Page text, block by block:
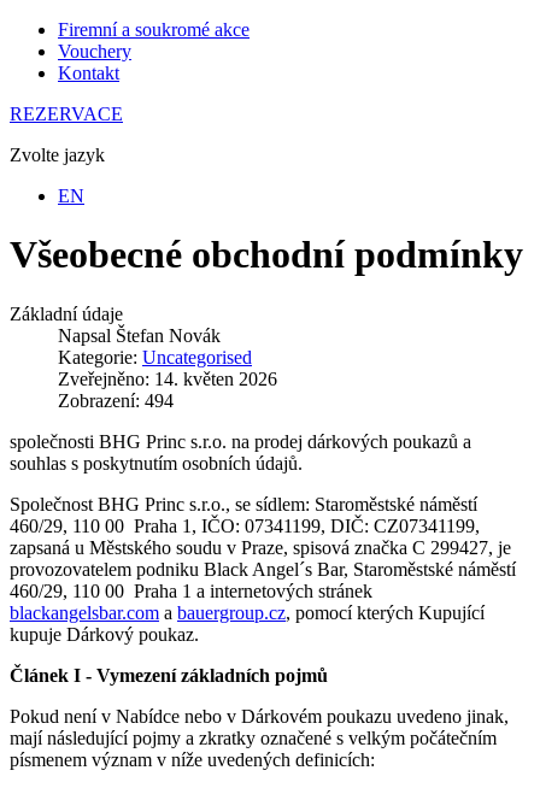
Firemní a soukromé akce
Vouchery
Kontakt
REZERVACE
Zvolte jazyk
EN
Všeobecné obchodní podmínky
Základní údaje
Napsal Štefan Novák
Kategorie: Uncategorised
Zveřejněno: 14. květen 2026
Zobrazení: 494
společnosti BHG Princ s.r.o. na prodej dárkových poukazů a
souhlas s poskytnutím osobních údajů.
Společnost BHG Princ s.r.o., se sídlem: Staroměstské náměstí
460/29, 110 00 Praha 1, IČO: 07341199, DIČ: CZ07341199,
zapsaná u Městského soudu v Praze, spisová značka C 299427, je
provozovatelem podniku Black Angel´s Bar, Staroměstské náměstí
460/29, 110 00 Praha 1 a internetových stránek
blackangelsbar.com a bauergroup.cz, pomocí kterých Kupující
kupuje Dárkový poukaz.
Článek I - Vymezení základních pojmů
Pokud není v Nabídce nebo v Dárkovém poukazu uvedeno jinak,
mají následující pojmy a zkratky označené s velkým počátečním
písmenem význam v níže uvedených definicích: